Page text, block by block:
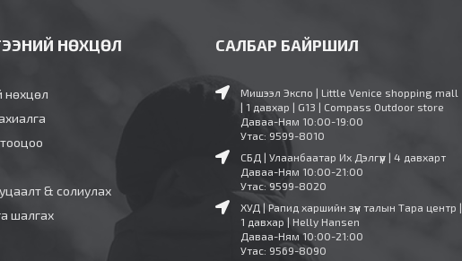
НӨХЦӨЛ
нөхцөл
& солиулах
шалгах
САЛБАР БАЙРШИЛ
Мишээл Экспо | Little Venice shopping mall
| 1 давхар | G13 | Compass Outdoor store
Даваа-Ням 10:00-19:00
Утас: 9599-8010
СБД | Улаанбаатар Их Дэлгүүр | 4 давхарт
Даваа-Ням 10:00-21:00
Утас: 9599-8020
ХУД | Рапид харшийн зүүн талын Тара центр |
1 давхар | Helly Hansen
Даваа-Ням 10:00-21:00
Утас: 9569-8090